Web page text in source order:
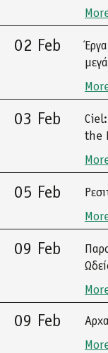
02 Feb
03 Feb
the
05 Feb
09 Feb
09 Feb